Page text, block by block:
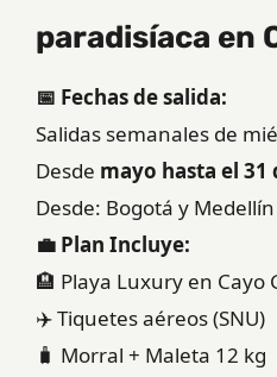
paradisíaca en
📅 Fechas de salida:
Salidas semanales de
Desde mayo hasta el 31
Desde: Bogotá y Medellín
💼 Plan Incluye:
🏨 Playa Luxury en Cayo
✈️ Tiquetes aéreos (SNU)
🧳 Morral + Maleta 12 kg